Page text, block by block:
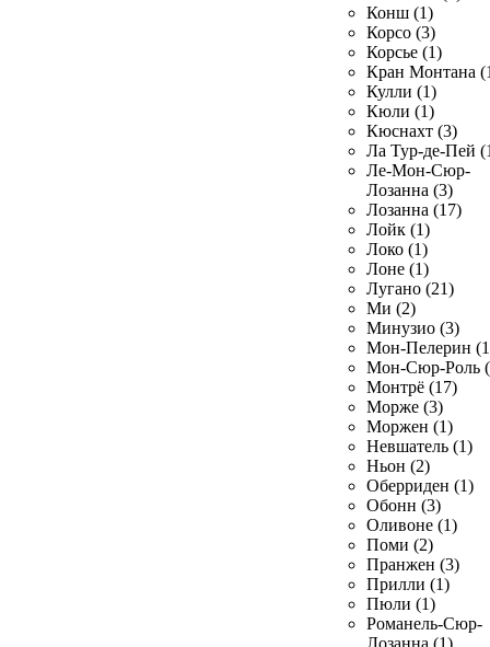
Конш (1)
Корсо (3)
Корсье (1)
Кран Монтана
Кулли (1)
Кюли (1)
Кюснахт (3)
Ла Тур-де-Пей
Ле-Мон-Сюр-
Лозанна (3)
Лозанна (17)
Лойк (1)
Локо (1)
Лоне (1)
Лугано (21)
Ми (2)
Минузио (3)
Мон-Пелерин
Мон-Сюр-Роль
Монтрё (17)
Морже (3)
Моржен (1)
Невшатель (1)
Ньон (2)
Оберриден (1)
Обонн (3)
Оливоне (1)
Поми (2)
Пранжен (3)
Прилли (1)
Пюли (1)
Романель-Сюр-
Лозанна (1)